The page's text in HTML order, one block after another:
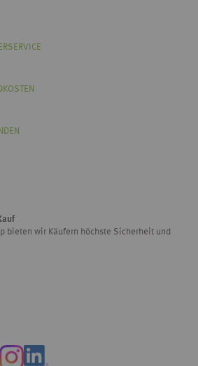
bieten wir Käufern höchste Sicherheit und